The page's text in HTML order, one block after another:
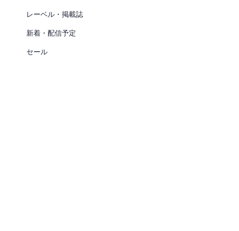
レーベル・掲載誌
新着・配信予定
セール